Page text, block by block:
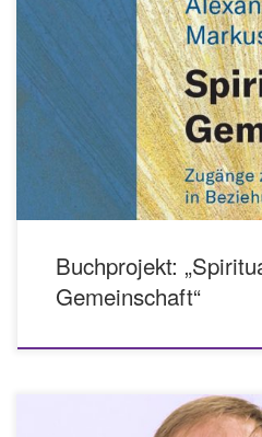
Anlässlich des 65. Geburtstags von
umfangreiche Festschrift „Spiritualität
von Markus Schmidt und Alexander
Stiftung finanziell unterstützt. Die
gegenwärtig überwiegend am Individuum
Bedeutungszuschreibungen des
Buchprojekt:
Gemeinschaft“